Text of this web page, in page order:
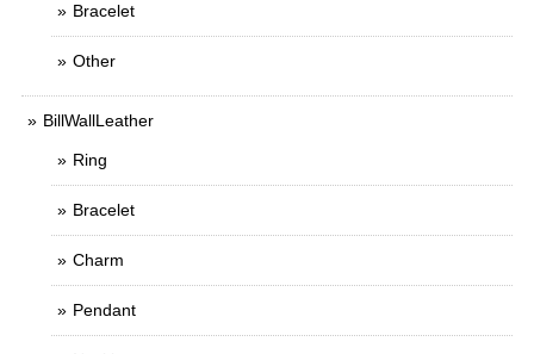
Bracelet
Other
BillWallLeather
Ring
Bracelet
Charm
Pendant